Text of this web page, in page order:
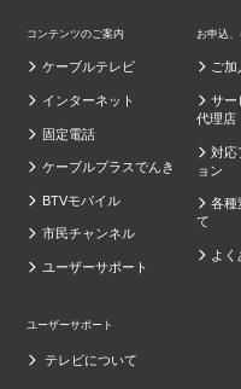
コンテンツのご案内
ケーブルテレビ
インターネット
固定電話
ケーブルプラスでんき
BTVモバイル
市民チャンネル
ユーザーサポート
お申込
ご
サー
代理店
対応
ョン
各種
て
よ
ユーザーサポート
テレビについて